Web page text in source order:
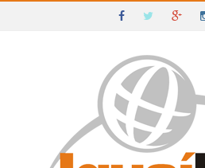
IGUAÍ E SUDOESTE DA BAHIA